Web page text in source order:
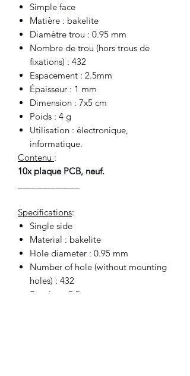
Simple face
Matière : bakelite
Diamètre trou : 0.95 mm
Nombre de trou (hors trous de
fixations) : 432
Espacement : 2.5mm
Épaisseur : 1 mm
Dimension : 7x5 cm
Poids : 4 g
Utilisation : électronique,
informatique.
Contenu :
10x plaque PCB, neuf.
Specifications:
Single side
Material : bakelite
Hole diameter : 0.95 mm
Number of hole (without mounting
holes) : 432
Spacing : 2.5mm